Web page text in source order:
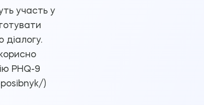
участь у
діалогу.
PHQ-9
)